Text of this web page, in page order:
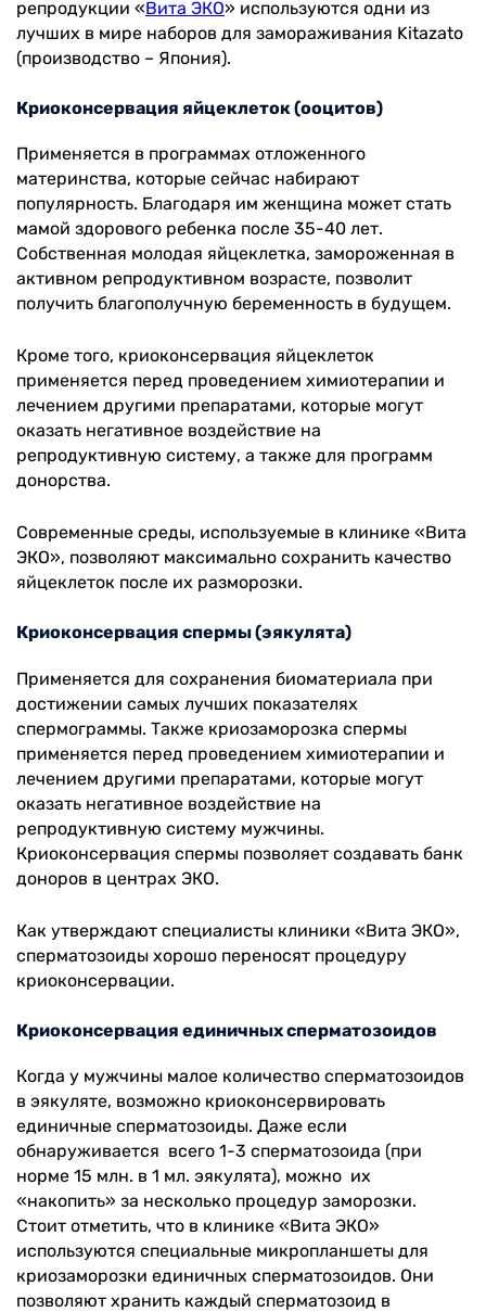
репродукции «Вита ЭКО» используются одни из
лучших в мире наборов для замораживания Kitazato
(производство – Япония).
Криоконсервация яйцеклеток (ооцитов)
Применяется в программах отложенного
материнства, которые сейчас набирают
популярность. Благодаря им женщина может стать
мамой здорового ребенка после 35-40 лет.
Собственная молодая яйцеклетка, замороженная в
активном репродуктивном возрасте, позволит
получить благополучную беременность в будущем.
Кроме того, криоконсервация яйцеклеток
применяется перед проведением химиотерапии и
лечением другими препаратами, которые могут
оказать негативное воздействие на
репродуктивную систему, а также для программ
донорства.
Современные среды, используемые в клинике «Вита
ЭКО», позволяют максимально сохранить качество
яйцеклеток после их разморозки.
Криоконсервация спермы (эякулята)
Применяется для сохранения биоматериала при
достижении самых лучших показателях
спермограммы. Также криозаморозка спермы
применяется перед проведением химиотерапии и
лечением другими препаратами, которые могут
оказать негативное воздействие на
репродуктивную систему мужчины.
Криоконсервация спермы позволяет создавать банк
доноров в центрах ЭКО.
Как утверждают специалисты клиники «Вита ЭКО»,
сперматозоиды хорошо переносят процедуру
криоконсервации.
Криоконсервация единичных сперматозоидов
Когда у мужчины малое количество сперматозоидов
в эякуляте, возможно криоконсервировать
единичные сперматозоиды. Даже если
обнаруживается всего 1-3 сперматозоида (при
норме 15 млн. в 1 мл. эякулята), можно их
«накопить» за несколько процедур заморозки.
Стоит отметить, что в клинике «Вита ЭКО»
используются специальные микропланшеты для
криозаморозки единичных сперматозоидов. Они
позволяют хранить каждый сперматозоид в